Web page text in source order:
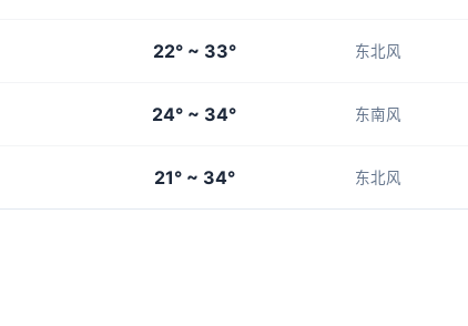
22° ~ 33° 东北风
24° ~ 34° 东南风
21° ~ 34° 东北风